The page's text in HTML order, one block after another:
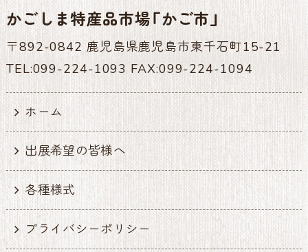
かごしま特産品市場「かご市」
〒892-0842 鹿児島県鹿児島市東千石町15-21
TEL:099-224-1093 FAX:099-224-1094
ホーム
出展希望の皆様へ
各種様式
プライバシーポリシー